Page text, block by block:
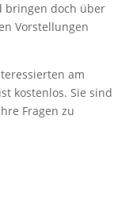
bringen doch über
Vorstellungen
am
kostenlos. Sie sind
Fragen zu